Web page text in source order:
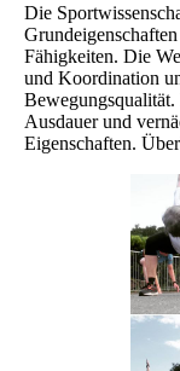
Die
Fähigkeiten. Die
und Koordination
Ausdauer und
Eigenschaften.